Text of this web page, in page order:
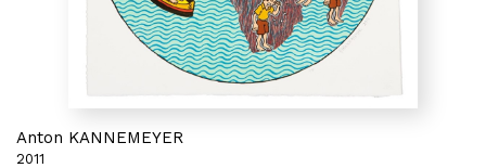
Anton KANNEMEYER
2011